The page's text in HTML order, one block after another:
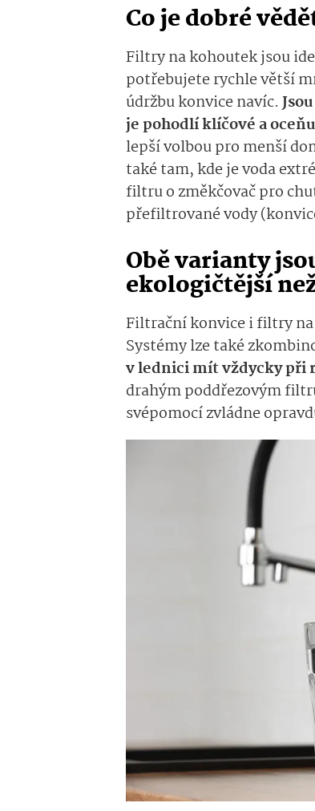
Co je dobré
Filtry na kohoutek jsou
potřebujete rychle větší
údržbu konvice navíc.
je pohodlí klíčové a
lepší volbou pro menší
také tam, kde je voda
filtru o změkčovač pro
přefiltrované vody
Obě varianty
ekologičtější
Filtrační konvice i filtry
Systémy lze také
v lednici mít vždycky při
drahým poddřezovým
svépomocí zvládne